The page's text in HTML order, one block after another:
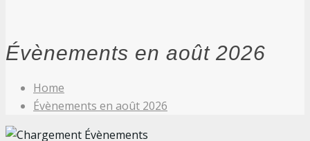
Évènements en août 2026
Home
Évènements en août 2026